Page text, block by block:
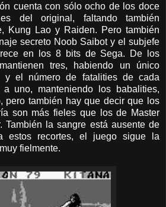
cuenta con sólo ocho de los doce
del original, faltando también
Kung Lao y Raiden. Pero también
secreto Noob Saibot y el subjefe
en los 8 bits de Sega. De los
tres, habiendo un único
y el número de fatalities de cada
uno, manteniendo los babalities,
pero también hay que decir que los
son más fieles que los de Master
También la sangre está ausente de
estos recortes, el juego sigue la
fielmente.